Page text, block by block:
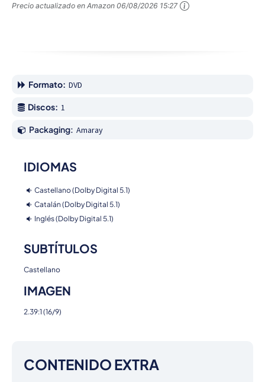
Precio actualizado en Amazon 06/08/2026 15:27
Formato: DVD
Discos: 1
Packaging: Amaray
IDIOMAS
Castellano (Dolby Digital 5.1)
Catalán (Dolby Digital 5.1)
Inglés (Dolby Digital 5.1)
SUBTÍTULOS
Castellano
IMAGEN
2.39:1 (16/9)
CONTENIDO EXTRA